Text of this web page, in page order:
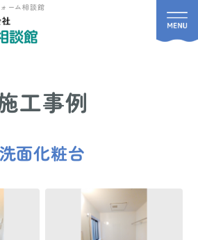
ーム相談館
工事例
洗面化粧台